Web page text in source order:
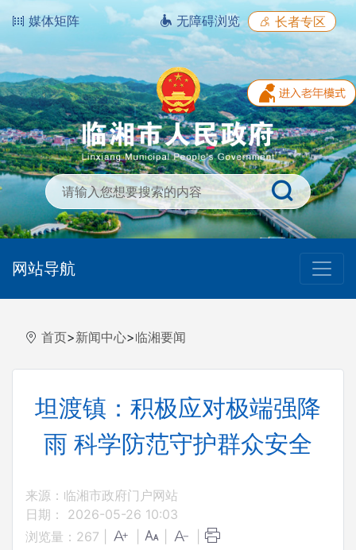
媒体矩阵 无障碍浏览 长者专区
网站导航
首页>新闻中心>临湘要闻
坦渡镇：积极应对极端强降
雨 科学防范守护群众安全
来源：临湘市政府门户网站
日期： 2026-05-26 10:03
浏览量： 267